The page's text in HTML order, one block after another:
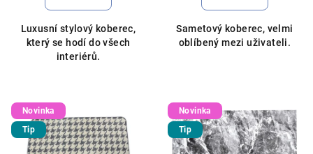
Luxusní stylový koberec,
který se hodí do všech
interiérů.
z
5
Sametový koberec, velmi
oblíbený mezi uživateli.
Novinka
Tip
Novinka
Tip